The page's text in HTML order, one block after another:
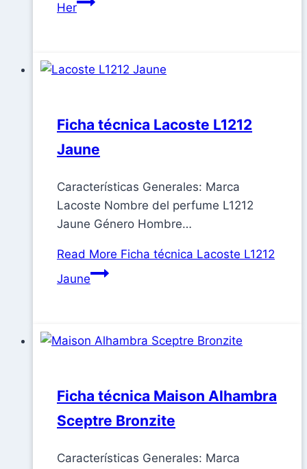
Her
Ficha técnica Lacoste L1212
Jaune
Características Generales: Marca
Lacoste Nombre del perfume L1212
Jaune Género Hombre…
Read More Ficha técnica Lacoste L1212
Jaune
Ficha técnica Maison Alhambra
Sceptre Bronzite
Características Generales: Marca